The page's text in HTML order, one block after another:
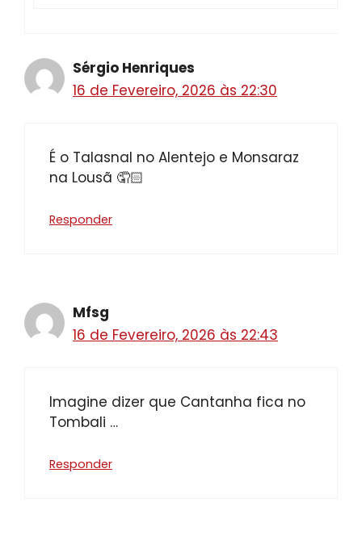
Sérgio Henriques
16 de Fevereiro, 2026 às 22:30
É o Talasnal no Alentejo e Monsaraz
na Lousã 🤦🏻
Responder
Mfsg
16 de Fevereiro, 2026 às 22:43
Imagine dizer que Cantanha fica no
Tombali …
Responder